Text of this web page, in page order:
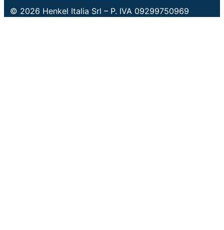
© 2026 Henkel Italia Srl – P. IVA 09299750969